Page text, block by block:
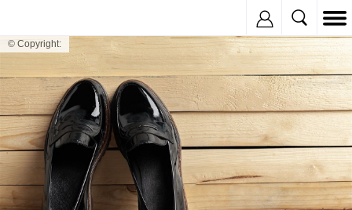
© Copyright: